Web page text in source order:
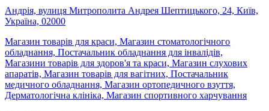
Андрія, вулиця Митрополита Андрея Шептицького, 24, Київ,
Україна, 02000
Магазин товарів для краси, Магазин стоматологічного
обладнання, Постачальник обладнання для інвалідів,
Магазини товарів для здоров'я та краси, Магазин слухових
апаратів, Магазин товарів для вагітних, Постачальник
медичного обладнання, Магазин ортопедичного взуття,
Дерматологічна клініка, Магазин спортивного харчування